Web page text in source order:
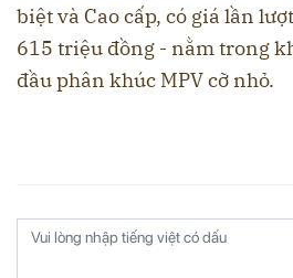
biệt và Cao cấp, có giá lần
615 triệu đồng - nằm trong
đầu phân khúc MPV cỡ nhỏ.